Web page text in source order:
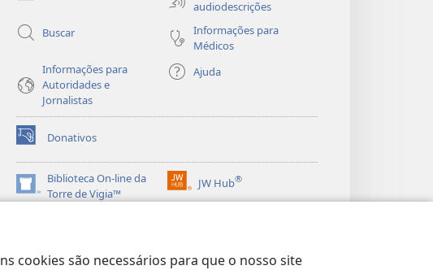
cookies são necessários para que o nosso site
audiodescrições
Buscar
Informações para
Médicos
Informações para
Autoridades e
Jornalistas
Ajuda
Donativos
(abre
nova
janela) Biblioteca On-line da
Torre de Vigia™
(abre
JW Hub®
(abre
nova